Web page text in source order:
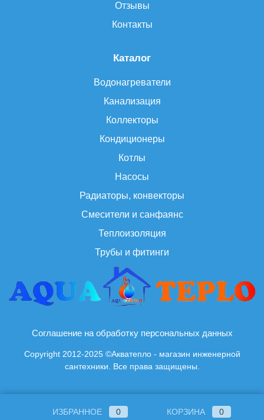
Каталог
Водонагреватели
Канализация
Коллекторы
Кондиционеры
Котлы
Насосы
Радиаторы, конвекторы
Смесители и санфаянс
Теплоизоляция
Трубы и фитинги
Отзывы
Контакты
Соглашение на обработку персональных данных
Copyright 2012-2025 ©Акватепло - магазин инженерной
сантехники. Все права защищены.
ИЗБРАННОЕ 0 КОРЗИНА 0